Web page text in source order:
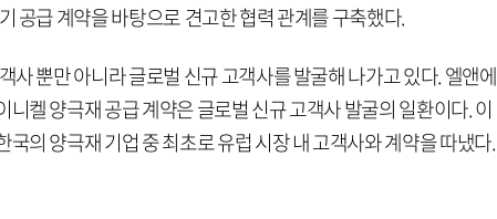
공급 계약을 바탕으로 견고한 협력 관계를 구축했다.
사 뿐만 아니라 글로벌 신규 고객사를 발굴해 나가고 있다. 엘앤에
니켈 양극재 공급 계약은 글로벌 신규 고객사 발굴의 일환이다. 이
국의 양극재 기업 중 최초로 유럽 시장 내 고객사와 계약을 따냈다.